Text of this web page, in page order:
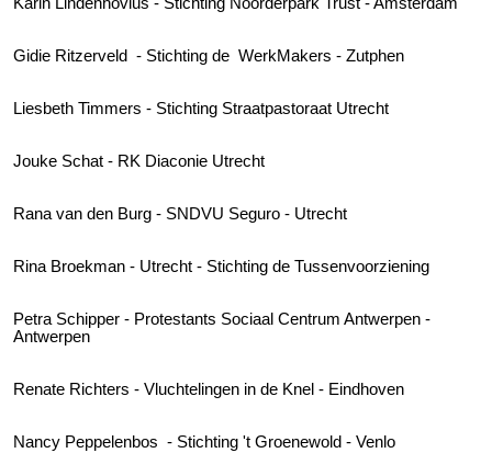
Karin Lindenhovius - Stichting Noorderpark Trust - Amsterdam
Gidie Ritzerveld - Stichting de WerkMakers - Zutphen
Liesbeth Timmers - Stichting Straatpastoraat Utrecht
Jouke Schat - RK Diaconie Utrecht
Rana van den Burg - SNDVU Seguro - Utrecht
Rina Broekman - Utrecht - Stichting de Tussenvoorziening
Petra Schipper - Protestants Sociaal Centrum Antwerpen -
Antwerpen
Renate Richters - Vluchtelingen in de Knel - Eindhoven
Nancy Peppelenbos - Stichting 't Groenewold - Venlo